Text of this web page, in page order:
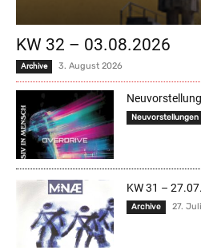
KW 32 – 03.08.2026
Archive 3. August 2026
Neuvorstellungen
KW 31 –
Archive 27.